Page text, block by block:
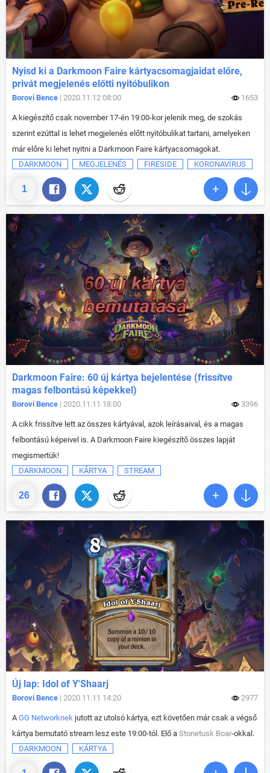
1
Nyisd ki a Darkmoon Faire kártyacsomagjaidat előre,
privát megjelenés előtti nyitóbulikon
Borovi Bence | 2020.11.12 08:00 1653
A kiegészítő csak november 17-én 19:00-kor jelenik meg, de szokás
szerint ezúttal is lehet megjelenés előtt nyitóbulikat tartani, amelyeken
már előre ki lehet nyitni a Darkmoon Faire kártyacsomagokat.
DARKMOON
MEGJELENÉS FIRESIDE KORONAVÍRUS
26
Darkmoon Faire: 60 új kártya bejelentése (frissítve
magas felbontású képekkel)
Borovi Bence | 2020.11.11 18:00 3396
A cikk frissítve lett az összes kártyával, azok leírásaival, és a magas
felbontású képeivel is. A Darkmoon Faire kiegészítő összes lapját
megismertük!
DARKMOON
KÁRTYA STREAM
Új lap: Idol of Y'Shaarj
Borovi Bence | 2020.11.11 14:20 2977
AGG Networknek jutott az utolsó kártya, ezt követően már csak a végső
kártya bemutató stream lesz este 19:00-tól. Elő a Stonetusk Boar-okkal.
DARKMOON
KÁRTYA